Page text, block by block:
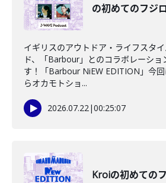
の初めてのフジ
イギリスのアウトドア・ライフスタ
ド、「Barbour」とのコラボレーショ
す！「Barbour NiEW EDITION」今
らオカモトショ...
2026.07.22|00:25:07
Kroiの初めての